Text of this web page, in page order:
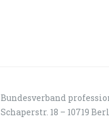
Bundesverband
Schaperstr. 18 – 10719